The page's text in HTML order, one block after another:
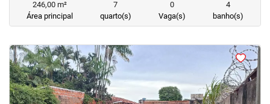
246,00 m²
Área principal
7
quarto(s)
0
Vaga(s)
4
banho(s)
<<<